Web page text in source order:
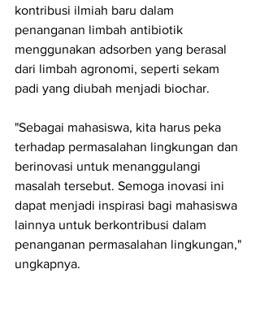
kontribusi ilmiah baru dalam
penanganan limbah antibiotik
menggunakan adsorben yang berasal
dari limbah agronomi, seperti sekam
padi yang diubah menjadi biochar.
"Sebagai mahasiswa, kita harus peka
terhadap permasalahan lingkungan dan
berinovasi untuk menanggulangi
masalah tersebut. Semoga inovasi ini
dapat menjadi inspirasi bagi mahasiswa
lainnya untuk berkontribusi dalam
penanganan permasalahan lingkungan,"
ungkapnya.